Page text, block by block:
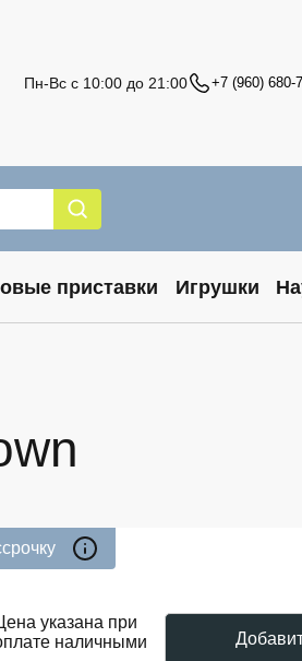
Пн-Вс с 10:00 до 21:00 +7 (960) 680-
приставки Игрушки
указана при
наличными